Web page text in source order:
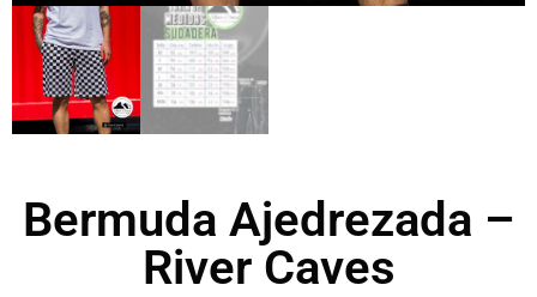
Bermuda Ajedrezada –
River Caves